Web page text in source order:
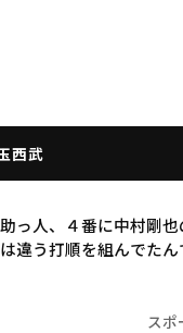
西武
助っ人、４番に中村剛
違う打順を組んでたん
スポ